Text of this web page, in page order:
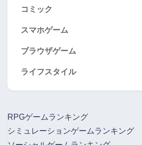
コミック
スマホゲーム
ブラウザゲーム
ライフスタイル
RPGゲームランキング
シミュレーションゲームランキング